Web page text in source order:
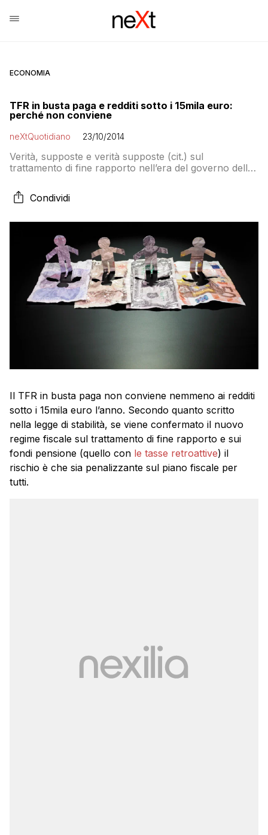
ECONOMIA
TFR in busta paga e redditi sotto i 15mila euro:
perché non conviene
neXtQuotidiano 23/10/2014
Verità, supposte e verità supposte (cit.) sul
trattamento di fine rapporto nell’era del governo delle
Condividi
Il TFR in busta paga non conviene nemmeno ai redditi
sotto i 15mila euro l’anno. Secondo quanto scritto
nella legge di stabilità, se viene confermato il nuovo
regime fiscale sul trattamento di fine rapporto e sui
fondi pensione (quello con le tasse retroattive) il
rischio è che sia penalizzante sul piano fiscale per
tutti.